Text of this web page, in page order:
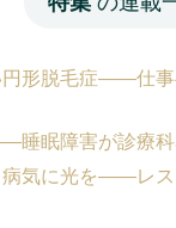
円形脱毛症――仕
睡眠障害が診療
病気に光を――レ